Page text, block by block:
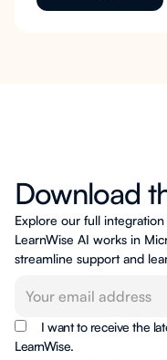
Download
Explore our full
LearnWise AI works in
streamline support and
I want to receive the
LearnWise.